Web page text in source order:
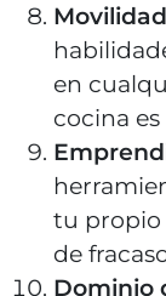
en
cocina
tu propio
de
Dominio